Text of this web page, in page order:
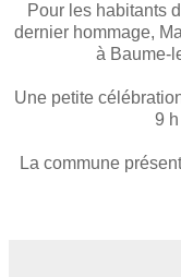
Pour les habitants
dernier hommage,
à Baume-
Une petite
9
La commune